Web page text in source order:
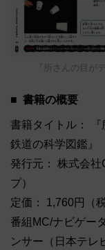
『所さんの目が
書籍の概要
書籍タイトル：
鉄道の科学図鑑』
発行元： 株式会
プ）
定価： 1,760円（税
番組MC/ナビゲー
ンサー（日本テレ